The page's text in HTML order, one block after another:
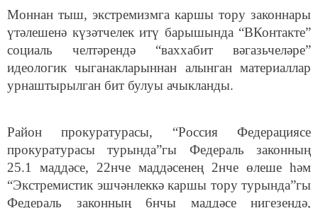
Моннан тыш, экстремизмга каршы тору законнары
үтәлешенә күзәтчелек итү барышында “ВКонтакте”
социаль челтәрендә “ваххабит вәгазьчеләре”
идеологик чыганакларыннан алынган материаллар
урнаштырылган бит булуы ачыкланды.
Район прокуратурасы, “Россия Федерациясе
прокуратурасы турында”гы Федераль законның
25.1 маддәсе, 22нче маддәсенең 2нче өлеше һәм
“Экстремистик эшчәнлеккә каршы тору турында”гы
Федераль законның 6нчы маддәсе нигезендә,